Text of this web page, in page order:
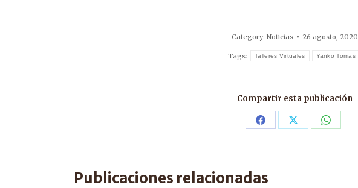
Category: Noticias 26 agosto, 2020
Tags: Talleres Virtuales Yanko Tomas
Compartir esta publicación
Share Share Share
Publicaciones relacionadas